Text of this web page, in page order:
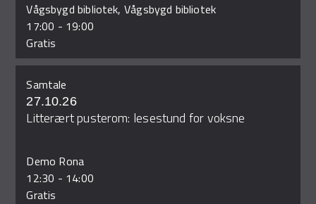
Vågsbygd bibliotek, Vågsbygd bibliotek
17:00 - 19:00
Gratis
Samtale
27.10.26
Litterært pusterom: lesestund for voksne
Demo Rona
12:30 - 14:00
Gratis